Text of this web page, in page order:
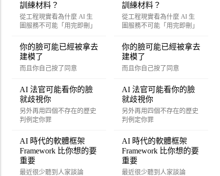
訓練材料？
從工程現實看為什麼 AI 生
圖服務不可能「用完即刪」
你的臉可能已經被拿去
建模了
而且你自己按了同意
AI 法官可能看你的臉
就歧視你
另外再用四個不存在的歷史
判例定你罪
AI 時代的軟體框架
Framework 比你想的要
重要
最近很少聽到人家談論
訓練材料？
從工程現實看為什麼 AI 生
圖服務不可能「用完即刪」
你的臉可能已經被拿去
建模了
而且你自己按了同意
AI 法官可能看你的臉
就歧視你
另外再用四個不存在的歷史
判例定你罪
AI 時代的軟體框架
Framework 比你想的要
重要
最近很少聽到人家談論